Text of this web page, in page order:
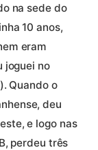
na sede do
10 anos,
eram
joguei no
Quando o
deu
e logo nas
perdeu três